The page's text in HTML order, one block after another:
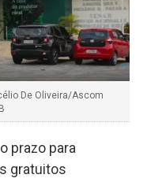
De Oliveira/Ascom
prazo para
gratuitos